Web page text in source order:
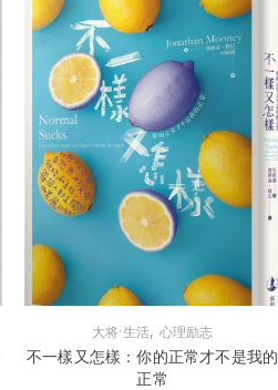
大将·生活, 心理励志
不一樣又怎樣：你的正常才不是我的
正常